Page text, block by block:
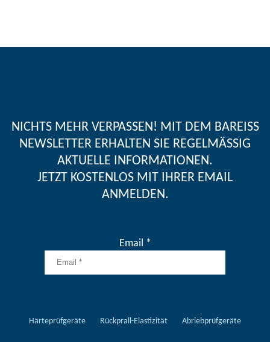
NICHTS MEHR VERPASSEN! MIT DEM BAREISS
NEWSLETTER ERHALTEN SIE REGELMÄSSIG A
KTUELLE INFORMATIONEN.
JETZT KOSTENLOS MIT IHRER EMAIL
ANMELDEN.
Email *
Härteprüfgeräte Rückprall-Elastizität Abriebprüfgeräte